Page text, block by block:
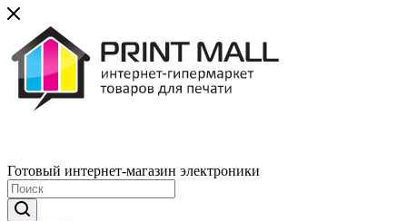
Готовый интернет-магазин электроники